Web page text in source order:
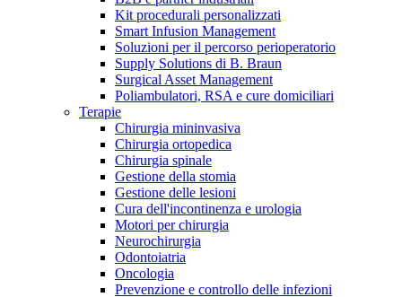
Catalogo prodotti
Kit procedurali personalizzati
Smart Infusion Management
Soluzioni per il percorso perioperatorio
Supply Solutions di B. Braun
Surgical Asset Management
Poliambulatori, RSA e cure domiciliari
Terapie
Chirurgia mininvasiva
Chirurgia ortopedica
Chirurgia spinale
Gestione della stomia
Gestione delle lesioni
Cura dell'incontinenza e urologia
Motori per chirurgia
Neurochirurgia
Odontoiatria
Oncologia
Prevenzione e controllo delle infezioni